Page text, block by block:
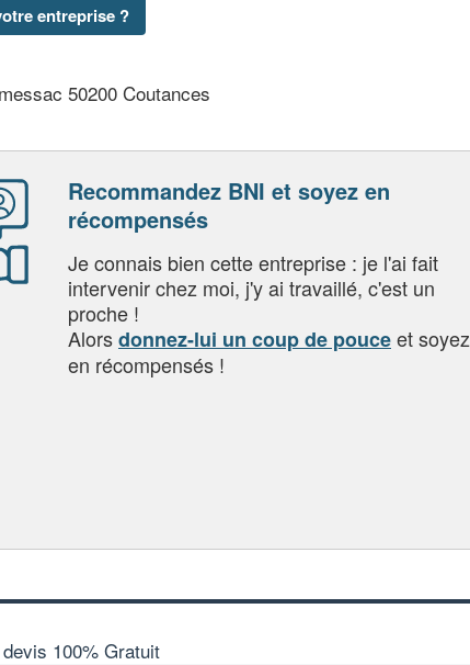
entreprise ?
50200 Coutances
Recommandez BNI et soyez en
récompensés
Je connais bien cette entreprise : je l'ai fait
intervenir chez moi, j'y ai travaillé, c'est un
proche !
Alorsdonnez-lui un coup de pouceet soyez
en récompensés !
100% Gratuit